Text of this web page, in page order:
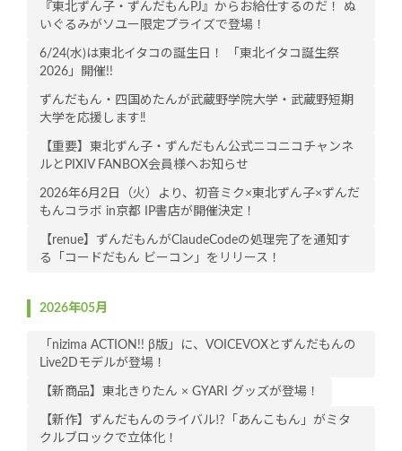
『東北ずん子・ずんだもんPJ』からお給仕するのだ！ ぬ
いぐるみがソユー限定プライズで登場！
6/24(水)は東北イタコの誕生日！ 「東北イタコ誕生祭
2026」開催!!
ずんだもん・四国めたんが武蔵野学院大学・武蔵野短期
大学を応援します‼
【重要】東北ずん子・ずんだもん公式ニコニコチャンネ
ルとPIXIV FANBOX会員様へお知らせ
2026年6月2日（火）より、初音ミク×東北ずん子×ずんだ
もんコラボ in京都 IP書店が開催決定！
【renue】ずんだもんがClaudeCodeの処理完了を通知す
る「コードだもん ビーコン」をリリース！
2026年05月
「nizima ACTION!! β版」に、VOICEVOXとずんだもんの
Live2Dモデルが登場！
【新商品】東北きりたん × GYARI グッズが登場！
【新作】ずんだもんのライバル⁉「あんこもん」がミタ
クルブロックで立体化！